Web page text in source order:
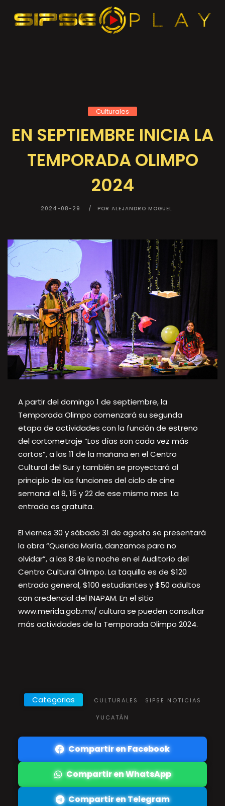
Culturales
EN SEPTIEMBRE INICIA LA
TEMPORADA OLIMPO
2024
2024-08-29 POR ALEJANDRO MOGUEL
A partir del domingo 1 de septiembre, la
Temporada Olimpo comenzará su segunda
etapa de actividades con la función de estreno
del cortometraje “Los días son cada vez más
cortos”, a las 11 de la mañana en el Centro
Cultural del Sur y también se proyectará al
principio de las funciones del ciclo de cine
semanal el 8, 15 y 22 de ese mismo mes. La
entrada es gratuita.
El viernes 30 y sábado 31 de agosto se presentará
la obra “Querida María, danzamos para no
olvidar”, a las 8 de la noche en el Auditorio del
Centro Cultural Olimpo. La taquilla es de $120
entrada general, $100 estudiantes y $50 adultos
con credencial del INAPAM. En el sitio
www.merida.gob.mx/ cultura se pueden consultar
más actividades de la Temporada Olimpo 2024.
Categorias CULTURALES SIPSE NOTICIAS
YUCATÁN
Compartir en Facebook
Compartir en WhatsApp
Compartir en Telegram